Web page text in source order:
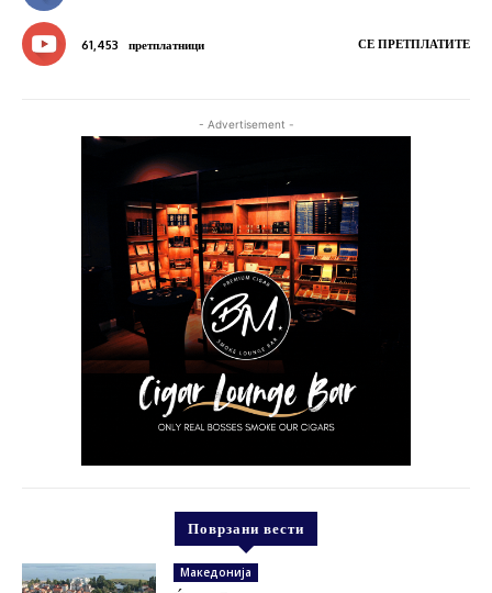
61,453 претплатници СЕ ПРЕТПЛАТИТЕ
- Advertisement -
Поврзани вести
Македонија